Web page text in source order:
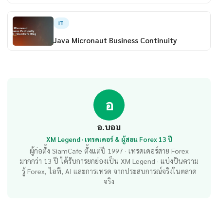
IT
Java Micronaut Business Continuity
อ
อ.บอม
XM Legend · เทรดเดอร์ & ผู้สอน Forex 13 ปี
ผู้ก่อตั้ง SiamCafe ตั้งแต่ปี 1997 · เทรดเดอร์สาย Forex
มากกว่า 13 ปี ได้รับการยกย่องเป็น XM Legend · แบ่งปันความ
รู้ Forex, ไอที, AI และการเทรด จากประสบการณ์จริงในตลาด
จริง